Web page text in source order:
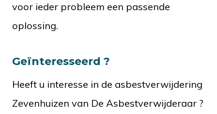
voor ieder probleem een passende
oplossing.
Geïnteresseerd ?
Heeft u interesse in de asbestverwijdering
Zevenhuizen van De Asbestverwijderaar ?